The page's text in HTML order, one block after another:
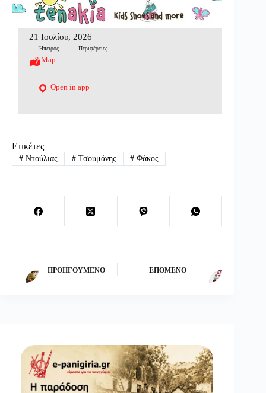
21 Ιουλίου, 2026
Ήπειρος Περιφέρειες
Map
Open in app
Ετικέτες
#Ντούλιας #Τσουμάνης # Φάκος
ΠΡΟΗΓΟΎΜΕΝΟ ΕΠΌΜΕΝΟ